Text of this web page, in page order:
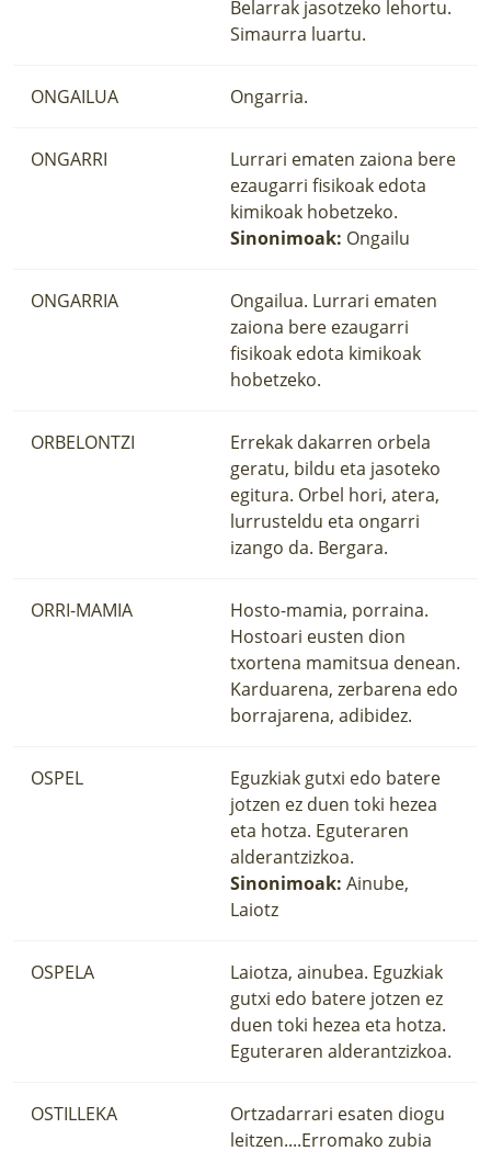
Belarrak jasotzeko lehortu.
Simaurra luartu.
ONGAILUA Ongarria.
ONGARRI
Lurrari ematen zaiona bere
ezaugarri fisikoak edota
kimikoak hobetzeko.
Sinonimoak: Ongailu
ONGARRIA
Ongailua. Lurrari ematen
zaiona bere ezaugarri
fisikoak edota kimikoak
hobetzeko.
ORBELONTZI
Errekak dakarren orbela
geratu, bildu eta jasoteko
egitura. Orbel hori, atera,
lurrusteldu eta ongarri
izango da. Bergara.
ORRI-MAMIA
Hosto-mamia, porraina.
Hostoari eusten dion
txortena mamitsua denean.
Karduarena, zerbarena edo
borrajarena, adibidez.
OSPEL
Eguzkiak gutxi edo batere
jotzen ez duen toki hezea
eta hotza. Eguteraren
alderantzizkoa.
Sinonimoak: Ainube,
Laiotz
OSPELA
Laiotza, ainubea. Eguzkiak
gutxi edo batere jotzen ez
duen toki hezea eta hotza.
Eguteraren alderantzizkoa.
OSTILLEKA
Ortzadarrari esaten diogu
leitzen....Erromako zubia